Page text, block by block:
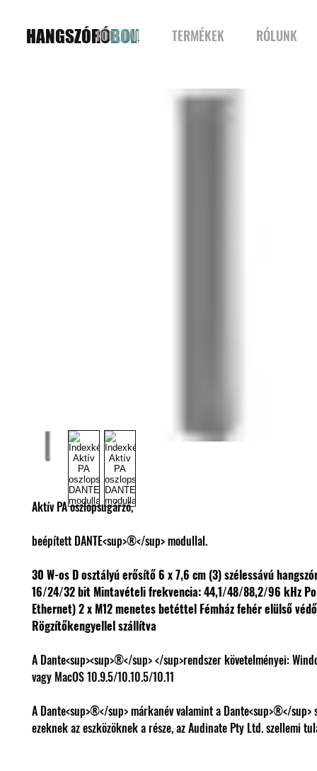
HANGSZÓRÓBOLT
FŐOLDAL TERMÉKEK RÓLUNK
Aktív PA oszlopsugárzó,
beépített DANTE<sup>®</sup> modullal.
30 W-os D osztályú erősítő6 x 7,6 cm (3) szélessávú
16/24/32 bit Mintavételi frekvencia: 44,1/48/88,2/96 kHz
Ethernet)2 x M12 menetes betéttel Fémház fehér elülső
Rögzítőkengyellel szállítva
A Dante<sup><sup>®</sup> </sup>rendszer követelményei:
vagy MacOS 10.9.5/10.10.5/10.11
A Dante<sup>®</sup> márkanév valamint a Dante<sup>®</sup>
ezeknek az eszközöknek a része, az Audinate Pty Ltd. szellemi